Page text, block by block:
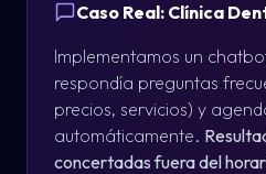
Caso Real: Clínica
Implementamos un
respondía preguntas
precios, servicios) y
automáticamente.
concertadas fuera del